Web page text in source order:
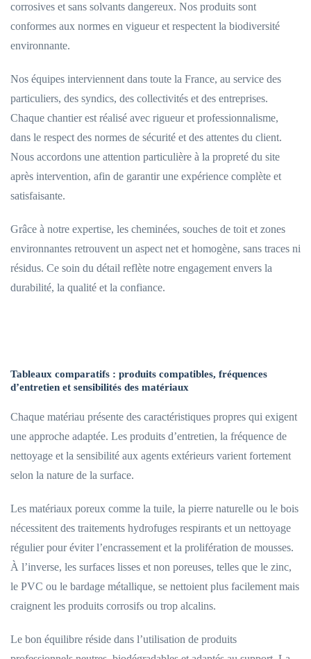
corrosives et sans solvants dangereux. Nos produits sont
conformes aux normes en vigueur et respectent la biodiversité
environnante.
Nos équipes interviennent dans toute la France, au service des
particuliers, des syndics, des collectivités et des entreprises.
Chaque chantier est réalisé avec rigueur et professionnalisme,
dans le respect des normes de sécurité et des attentes du client.
Nous accordons une attention particulière à la propreté du site
après intervention, afin de garantir une expérience complète et
satisfaisante.
Grâce à notre expertise, les cheminées, souches de toit et zones
environnantes retrouvent un aspect net et homogène, sans traces ni
résidus. Ce soin du détail reflète notre engagement envers la
durabilité, la qualité et la confiance.
Tableaux comparatifs : produits compatibles, fréquences
d’entretien et sensibilités des matériaux
Chaque matériau présente des caractéristiques propres qui exigent
une approche adaptée. Les produits d’entretien, la fréquence de
nettoyage et la sensibilité aux agents extérieurs varient fortement
selon la nature de la surface.
Les matériaux poreux comme la tuile, la pierre naturelle ou le bois
nécessitent des traitements hydrofuges respirants et un nettoyage
régulier pour éviter l’encrassement et la prolifération de mousses.
À l’inverse, les surfaces lisses et non poreuses, telles que le zinc,
le PVC ou le bardage métallique, se nettoient plus facilement mais
craignent les produits corrosifs ou trop alcalins.
Le bon équilibre réside dans l’utilisation de produits